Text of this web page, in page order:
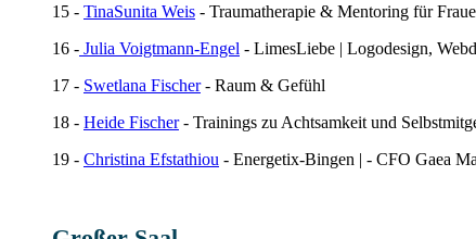
15 - TinaSunita Weis - Traumatherapie & Mentoring für
16 - Julia Voigtmann-Engel - LimesLiebe | Logodesign,
17 - Swetlana Fischer- Raum & Gefühl
18 - Heide Fischer- Trainings zu Achtsamkeit und
19 - Christina Efstathiou - Energetix-Bingen | - CFO Gaea